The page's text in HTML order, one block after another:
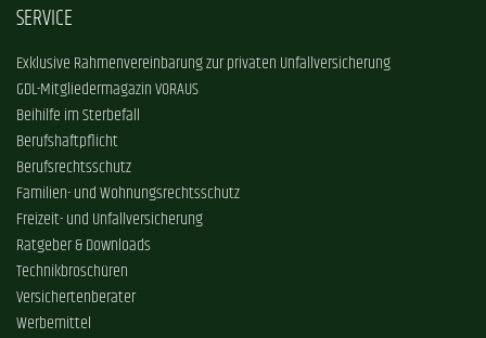
SERVICE
Exklusive Rahmenvereinbarung zur privaten Unfallversicherung
GDL-Mitgliedermagazin VORAUS
Beihilfe im Sterbefall
Berufshaftpflicht
Berufsrechtsschutz
Familien- und Wohnungsrechtsschutz
Freizeit- und Unfallversicherung
Ratgeber & Downloads
Technikbroschüren
Versichertenberater
Werbemittel